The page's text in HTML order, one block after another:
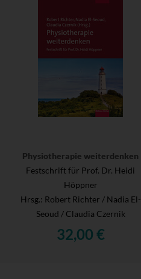
Physiotherapie weiterdenken
Festschrift für Prof. Dr. Heidi
Höppner
Hrsg.: Robert Richter / Nadia El-
Seoud / Claudia Czernik
32,00 €